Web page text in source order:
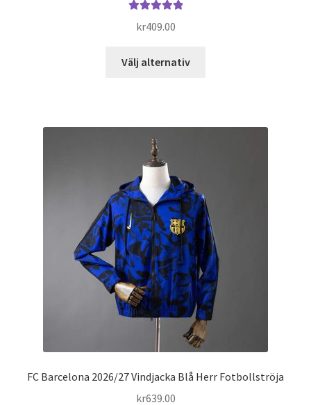
kr409.00
Välj alternativ
flera
alternativen
kan
väljas
på
produktsidan
FC Barcelona 2026/27 Vindjacka Blå Herr Fotbollströja
kr639.00